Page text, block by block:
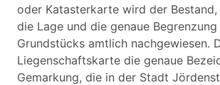
oder Katasterkarte wird der
die Lage und die genaue Begrenzung
Grundstücks amtlich nachgewiesen.
Liegenschaftskarte die genaue
Gemarkung, die in der Stadt